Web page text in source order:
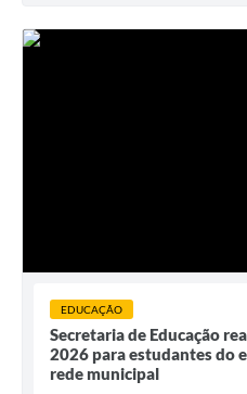
EDUCAÇÃO
Secretaria de Educação
2026 para estudantes do
rede municipal